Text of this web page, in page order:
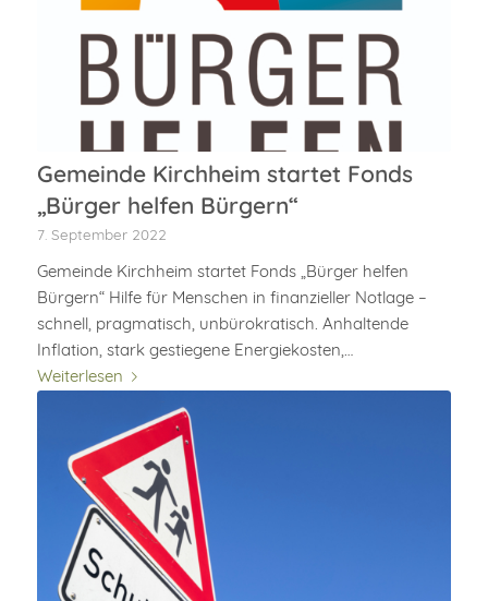
Gemeinde Kirchheim startet Fonds
„Bürger helfen Bürgern“
7. September 2022
Gemeinde Kirchheim startet Fonds „Bürger helfen
Bürgern“ Hilfe für Menschen in finanzieller Notlage –
schnell, pragmatisch, unbürokratisch. Anhaltende
Inflation, stark gestiegene Energiekosten,…
Weiterlesen